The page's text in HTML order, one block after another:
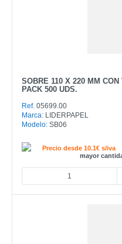
SOBRE 110 X 220 MM
PACK 500 UDS.
Ref. 05699.00
Marca: LIDERPAPEL
Modelo: SB06
Precio desde 10.1€ s/iva
mayor